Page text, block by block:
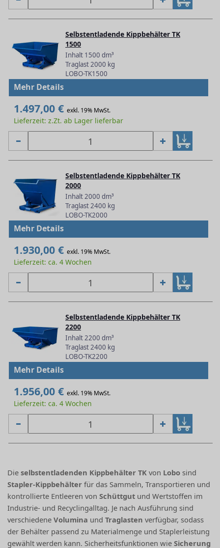
Selbstentladende Kippbehälter TK
1500
Inhalt 1500 dm³
Traglast 2000 kg
LOBO-TK1500
Mehr Details
1.497,00 € exkl. 19% MwSt.
Lieferzeit: z.Zt. ab Lager lieferbar
Selbstentladende Kippbehälter TK
2000
Inhalt 2000 dm³
Traglast 2400 kg
LOBO-TK2000
Mehr Details
1.930,00 € exkl. 19% MwSt.
Lieferzeit: ca. 4 Wochen
Selbstentladende Kippbehälter TK
2200
Inhalt 2200 dm³
Traglast 2400 kg
LOBO-TK2200
Mehr Details
1.956,00 € exkl. 19% MwSt.
Lieferzeit: ca. 4 Wochen
Dieselbstentladenden Kippbehälter TK von Lobo sind
Stapler-Kippbehälter für das Sammeln, Transportieren und
kontrollierte Entleeren vonSchüttgut und Wertstoffen im
Industrie- und Recyclingalltag. Je nach Ausführung sind
verschiedeneVolumina undTraglasten verfügbar, sodass
der Behälter passend zu Materialmenge und Staplerleistung
gewählt werden kann. Sicherheitsfunktionen wieSicherung